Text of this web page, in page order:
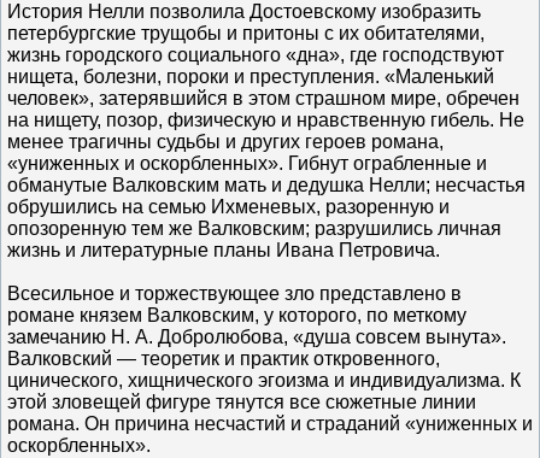
История Нелли позволила Достоевскому изобразить
петербургские трущобы и притоны с их обитателями,
жизнь городского социального «дна», где господствуют
нищета, болезни, пороки и преступления. «Маленький
человек», затерявшийся в этом страшном мире, обречен
на нищету, позор, физическую и нравственную гибель. Не
менее трагичны судьбы и других героев романа,
«униженных и оскорбленных». Гибнут ограбленные и
обманутые Валковским мать и дедушка Нелли; несчастья
обрушились на семью Ихменевых, разоренную и
опозоренную тем же Валковским; разрушились личная
жизнь и литературные планы Ивана Петровича.
Всесильное и торжествующее зло представлено в
романе князем Валковским, у которого, по меткому
замечанию Н. А. Добролюбова, «душа совсем вынута».
Валковский — теоретик и практик откровенного,
цинического, хищнического эгоизма и индивидуализма. К
этой зловещей фигуре тянутся все сюжетные линии
романа. Он причина несчастий и страданий «униженных и
оскорбленных».